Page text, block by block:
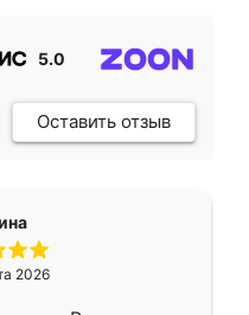
5.0
Оставить отзыв
2026